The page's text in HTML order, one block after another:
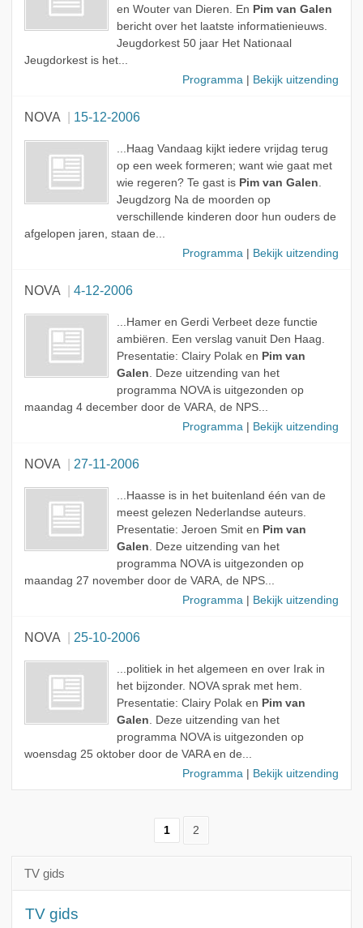
en Wouter van Dieren. En Pim van Galen
bericht over het laatste informatienieuws.
Jeugdorkest 50 jaar Het Nationaal
Jeugdorkest is het...
Programma
Bekijk uitzending
NOVA 15-12-2006
...Haag Vandaag kijkt iedere vrijdag terug
op een week formeren; want wie gaat met
wie regeren? Te gast is Pim van Galen.
Jeugdzorg Na de moorden op
verschillende kinderen door hun ouders de
afgelopen jaren, staan de...
Programma
Bekijk uitzending
NOVA 4-12-2006
...Hamer en Gerdi Verbeet deze functie
ambiëren. Een verslag vanuit Den Haag.
Presentatie: Clairy Polak en Pim van
Galen. Deze uitzending van het
programma NOVA is uitgezonden op
maandag 4 december door de VARA, de NPS...
Programma
Bekijk uitzending
NOVA 27-11-2006
...Haasse is in het buitenland één van de
meest gelezen Nederlandse auteurs.
Presentatie: Jeroen Smit en Pim van
Galen. Deze uitzending van het
programma NOVA is uitgezonden op
maandag 27 november door de VARA, de NPS...
Programma
Bekijk uitzending
NOVA 25-10-2006
...politiek in het algemeen en over Irak in
het bijzonder. NOVA sprak met hem.
Presentatie: Clairy Polak en Pim van
Galen. Deze uitzending van het
programma NOVA is uitgezonden op
woensdag 25 oktober door de VARA en de...
Programma
Bekijk uitzending
1 2
TV gids
TV gids